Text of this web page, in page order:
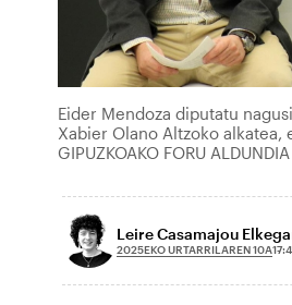
Eider Mendoza diputatu
Xabier Olano Altzoko alkatea,
GIPUZKOAKO FORU ALDUNDIA
Leire Casamajou
2025EKO URTARRILAREN 10A